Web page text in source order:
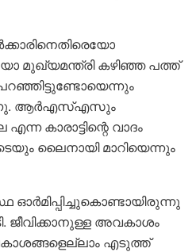
മുഖ്യമന്ത്രി കഴിഞ്ഞ പത്ത്
ആർഎസ്എസും
കാരാട്ടിന്റെ വാദം
ലൈനായി മാറിയെന്നും
ഓർമിപ്പിച്ചുകൊണ്ടായിരുന്നു
ജീവിക്കാനുള്ള അവകാശം
എടുത്ത്